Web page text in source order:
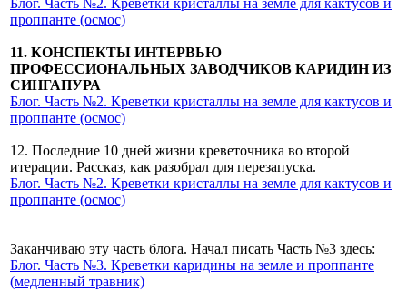
проппанте (осмос)
11. КОНСПЕКТЫ ИНТЕРВЬЮ
ПРОФЕССИОНАЛЬНЫХ ЗАВОДЧИКОВ КАРИДИН ИЗ
СИНГАПУРА
Блог. Часть №2. Креветки кристаллы на земле для кактусов и
проппанте (осмос)
12. Последние 10 дней жизни креветочника во второй
итерации. Рассказ, как разобрал для перезапуска.
Блог. Часть №2. Креветки кристаллы на земле для кактусов и
проппанте (осмос)
Заканчиваю эту часть блога. Начал писать Часть №3 здесь:
Блог. Часть №3. Креветки каридины на земле и проппанте
(медленный травник)